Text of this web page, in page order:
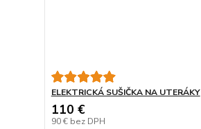
ELEKTRICKÁ SUŠIČKA NA UTERÁKY
110 €
90 € bez DPH